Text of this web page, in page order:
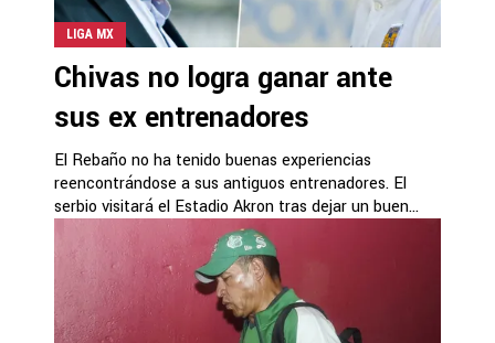
LIGA MX
Chivas no logra ganar ante
sus ex entrenadores
El Rebaño no ha tenido buenas experiencias
reencontrándose a sus antiguos entrenadores. El
serbio visitará el Estadio Akron tras dejar un buen...